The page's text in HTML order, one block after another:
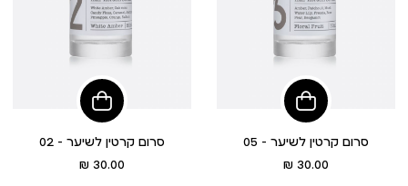
הוסיפי
לסל
סרום קרטין לשיער - 05
מחיר30.00 ₪
הוסיפי
לסל
סרום קרטין לשיער - 02
מחיר30.00 ₪